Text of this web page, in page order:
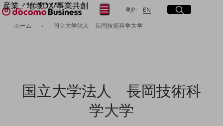
産業・地域DX/事業共創
OPEN HUB for Plural Futures
Smart World
産業・地域DXプラットフォーマーとして
JP日本語
EN Englishサイト内検索
開く
メニュー
開く
フリーワードでNTTドコモビジネスの
ホーム 国立大学法人 長岡技術科学大学
国立大学法人 長岡技術科
学大学